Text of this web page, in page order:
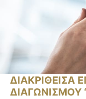
ΔΙΑΚΡΙΘΕΙΣΑ
ΔΙΑΓΩΝΙΣΜΟΥ